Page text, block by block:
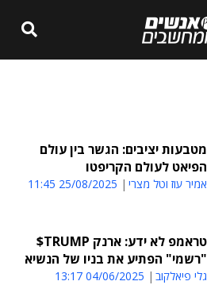
מטבעות יציבים: הגשר בין עולם
הפיאט לעולם הקריפטו
אמיר עוז וטל מצרי 25/08/2025 11:45
טראמפ לא ידע: ארנק TRUMP$
"רשמי" הפתיע את בניו של הנשיא
גלי פיאלקוב 04/06/2025 13:17